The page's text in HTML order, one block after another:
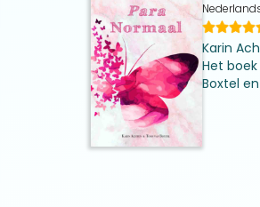
Karin
Het
Boxtel